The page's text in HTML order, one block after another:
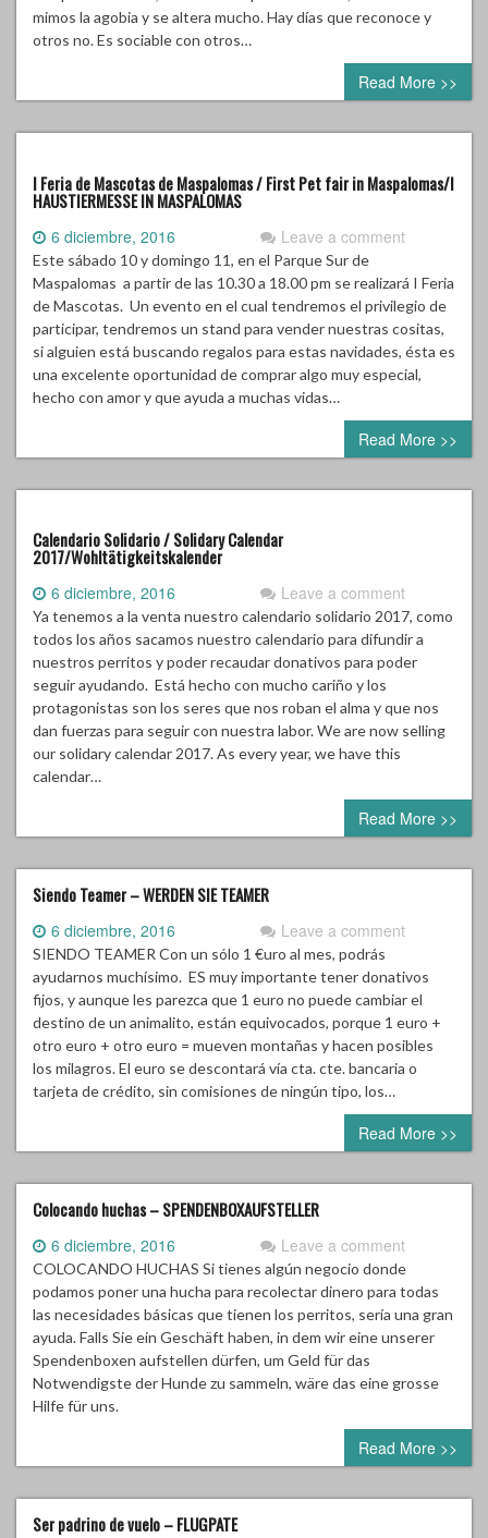
otros no. Es sociable con otros…
Read More >>
HAUSTIERMESSE IN MASPALOMAS
Este sábado 10 y domingo 11, en el Parque Sur de
Maspalomas a partir de las 10.30 a 18.00 pm se realizará I Feria
de Mascotas. Un evento en el cual tendremos el privilegio de
participar, tendremos un stand para vender nuestras cositas,
si alguien está buscando regalos para estas navidades, ésta es
una excelente oportunidad de comprar algo muy especial,
hecho con amor y que ayuda a muchas vidas…
Read More >>
2017/Wohltätigkeitskalender
6 diciembre, 2016
Ya tenemos a la venta nuestro calendario solidario 2017, como
todos los años sacamos nuestro calendario para difundir a
nuestros perritos y poder recaudar donativos para poder
seguir ayudando. Está hecho con mucho cariño y los
protagonistas son los seres que nos roban el alma y que nos
dan fuerzas para seguir con nuestra labor. We are now selling
our solidary calendar 2017. As every year, we have this
calendar…
Read More >>
Siendo Teamer – WERDEN SIE TEAMER
SIENDO TEAMER Con un sólo 1 €uro al mes, podrás
ayudarnos muchísimo. ES muy importante tener donativos
fijos, y aunque les parezca que 1 euro no puede cambiar el
destino de un animalito, están equivocados, porque 1 euro +
otro euro + otro euro = mueven montañas y hacen posibles
los milagros. El euro se descontará vía cta. cte. bancaria o
tarjeta de crédito, sin comisiones de ningún tipo, los…
Read More >>
Colocando huchas – SPENDENBOXAUFSTELLER
COLOCANDO HUCHAS Si tienes algún negocio donde
podamos poner una hucha para recolectar dinero para todas
las necesidades básicas que tienen los perritos, sería una gran
ayuda. Falls Sie ein Geschäft haben, in dem wir eine unserer
Spendenboxen aufstellen dürfen, um Geld für das
Notwendigste der Hunde zu sammeln, wäre das eine grosse
Hilfe für uns.
Read More >>
Ser padrino de vuelo – FLUGPATE